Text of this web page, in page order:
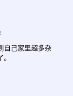
自己家里超多杂